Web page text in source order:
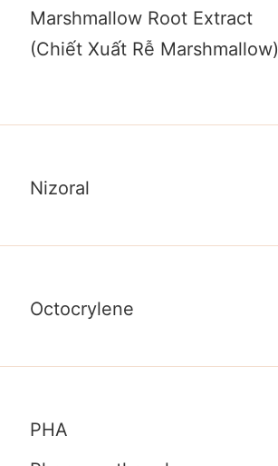
Marshmallow Root Extract
(Chiết Xuất Rễ Marshmallow)
Nizoral
Octocrylene
PHA